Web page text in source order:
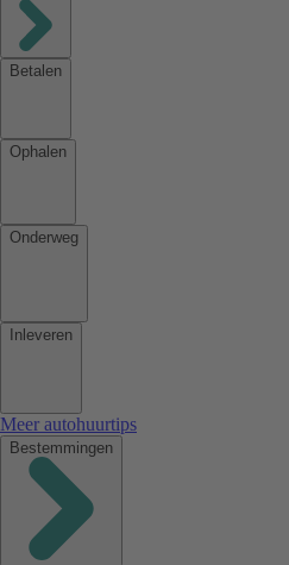
Betalen
Ophalen
Onderweg
Inleveren
Meer autohuurtips
Bestemmingen